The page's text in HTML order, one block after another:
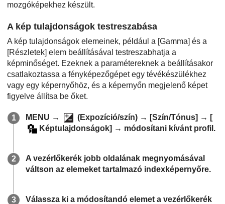
mozgóképekhez készült.
A kép tulajdonságok testreszabása
A kép tulajdonságok elemeinek, például a [Gamma] és a
[Részletek] elem beállításával testreszabhatja a
képminőséget. Ezeknek a paramétereknek a beállításakor
csatlakoztassa a fényképezőgépet egy tévékészülékhez
vagy egy képernyőhöz, és a képernyőn megjelenő képet
figyelve állítsa be őket.
MENU → (Expozíció/szín) → [Szín/Tónus] → [
Képtulajdonságok] → módosítani kívánt profil.
A vezérlőkerék jobb oldalának megnyomásával
váltson az elemeket tartalmazó indexképernyőre.
Válassza ki a módosítandó elemet a vezérlőkerék